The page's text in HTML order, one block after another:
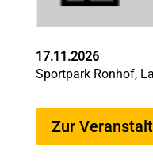
17.11.2026
Sportpark Ronhof,
Zur